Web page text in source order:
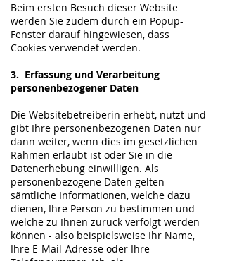
Beim ersten Besuch dieser Website
werden Sie zudem durch ein Popup-
Fenster darauf hingewiesen, dass
Cookies verwendet werden.
3. Erfassung und Verarbeitung
personenbezogener Daten
Die Websitebetreiberin erhebt, nutzt und
gibt Ihre personenbezogenen Daten nur
dann weiter, wenn dies im gesetzlichen
Rahmen erlaubt ist oder Sie in die
Datenerhebung einwilligen. Als
personenbezogene Daten gelten
sämtliche Informationen, welche dazu
dienen, Ihre Person zu bestimmen und
welche zu Ihnen zurück verfolgt werden
können - also beispielsweise Ihr Name,
Ihre E-Mail-Adresse oder Ihre